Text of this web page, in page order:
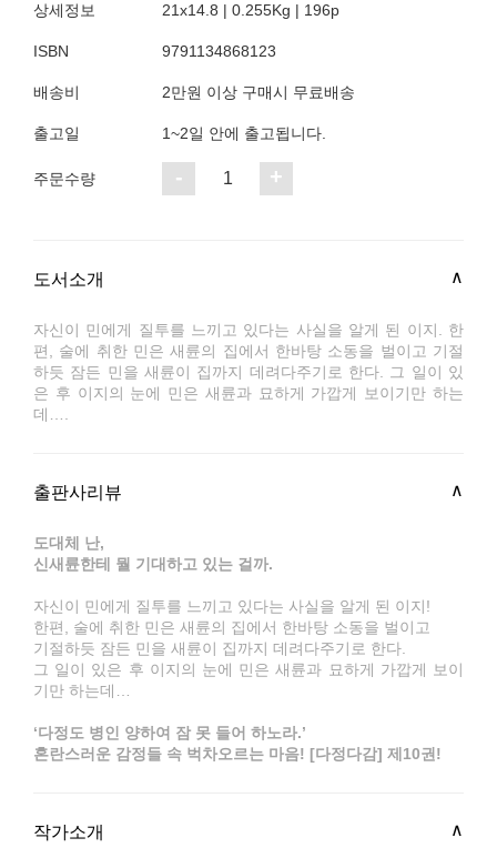
상세정보 21x14.8 | 0.255Kg | 196p
ISBN 9791134868123
배송비 2만원 이상 구매시 무료배송
출고일 1~2일 안에 출고됩니다.
주문수량 - 1 +
도서소개
자신이 민에게 질투를 느끼고 있다는 사실을 알게 된 이지. 한
편, 술에 취한 민은 새륜의 집에서 한바탕 소동을 벌이고 기절
하듯 잠든 민을 새륜이 집까지 데려다주기로 한다. 그 일이 있
은 후 이지의 눈에 민은 새륜과 묘하게 가깝게 보이기만 하는
데….
출판사리뷰
도대체 난,
신새륜한테 뭘 기대하고 있는 걸까.
자신이 민에게 질투를 느끼고 있다는 사실을 알게 된 이지!
한편, 술에 취한 민은 새륜의 집에서 한바탕 소동을 벌이고
기절하듯 잠든 민을 새륜이 집까지 데려다주기로 한다.
그 일이 있은 후 이지의 눈에 민은 새륜과 묘하게 가깝게 보이
기만 하는데…
‘다정도 병인 양하여 잠 못 들어 하노라.’
혼란스러운 감정들 속 벅차오르는 마음! [다정다감] 제10권!
작가소개